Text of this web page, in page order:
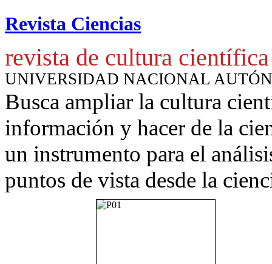
Revista Ciencias
revista de cultura científica
UNIVERSIDAD NACIONAL
Busca ampliar la cultura
información y hacer de la
un instrumento para el
puntos de vista desde la